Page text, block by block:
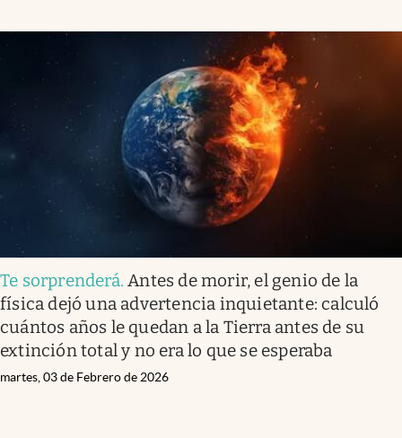
Te sorprenderá.Antes de morir, el genio de la
física dejó una advertencia inquietante: calculó
cuántos años le quedan a la Tierra antes de su
extinción total y no era lo que se esperaba
martes, 03 de Febrero de 2026